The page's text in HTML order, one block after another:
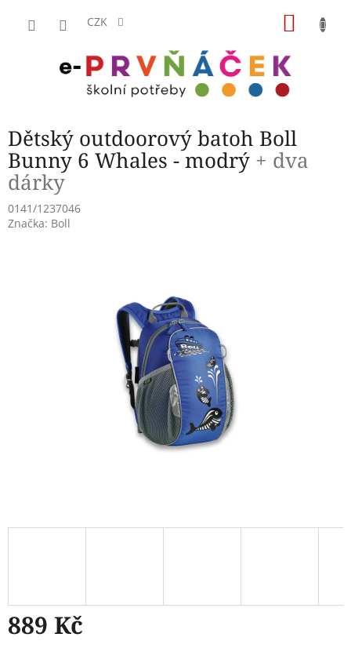
CZK
Dětský outdoorový batoh Boll
Bunny 6 Whales - modrý + dva
dárky
0141/1237046
Značka: Boll
889 Kč